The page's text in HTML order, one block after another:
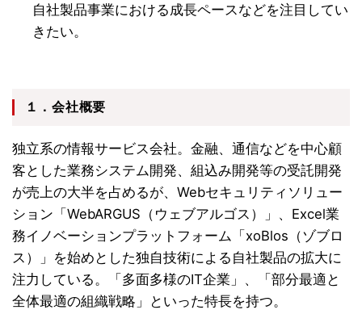
自社製品事業における成長ペースなどを注目してい
きたい。
１．会社概要
独立系の情報サービス会社。金融、通信などを中心顧
客とした業務システム開発、組込み開発等の受託開発
が売上の大半を占めるが、Webセキュリティソリュー
ション「WebARGUS（ウェブアルゴス）」、Excel業
務イノベーションプラットフォーム「xoBlos（ゾブロ
ス）」を始めとした独自技術による自社製品の拡大に
注力している。「多面多様のIT企業」、「部分最適と
全体最適の組織戦略」といった特長を持つ。